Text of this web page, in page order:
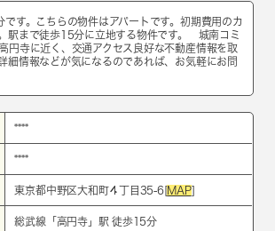
です。こちらの物件はアパートです。初期費用のカ
駅まで徒歩15分に立地する物件です。 城南コミ
円寺に近く、交通アクセス良好な不動産情報を取
細情報などが気になるのであれば、お気軽にお問
****
****
東京都中野区大和町４丁目35-6[ MAP]
総武線 「 高円寺」駅 徒歩15分